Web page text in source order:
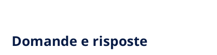
Domande e risposte